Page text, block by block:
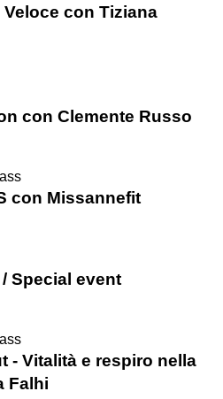
con Tiziana
con Clemente Russo
con Missannefit
Special event
- Vitalità e respiro nella
Falhi